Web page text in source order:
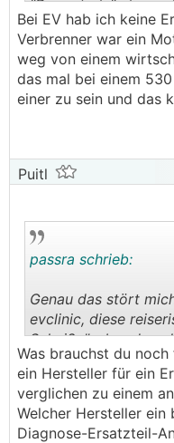
"Powertrain" eines
der Neuwagen an
kann doch nicht
Wieso, es ist doch
oder sonst was
Wenn du dir ein
Listenpreisen kosten.
Warum also sollte
anders sein???
Genau das stört
evclinic, diese
Scheiße", aber dann
dazu, WARUM alles
Bei EV hab ich keine
Verbrenner war ein
weg von einem
das mal bei einem
einer zu sein und das
Puitl
passra schrieb:
Genau das stört
evclinic, diese
Scheiße", aber dann
dazu, WARUM alles
Was brauchst du
ein Hersteller für ein
verglichen zu einem
Welcher Hersteller ein
Diagnose-Ersatzteil-